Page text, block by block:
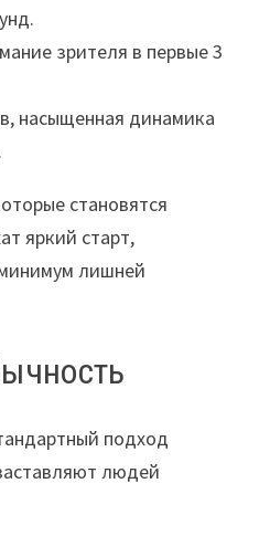
зрителя в первые 3
насыщенная динамика
становятся
яркий старт,
лишней
подход
людей